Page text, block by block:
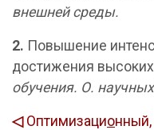
внешней среды.
2. Повышение
достижения высоких
обучения. О.
◁Оптимизационный,